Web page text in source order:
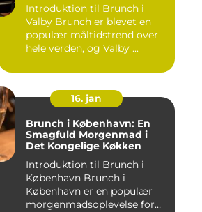
Introduktion til Brunch i
Valby Brunch er blevet en
populær måltidstrend over
hele verden, og Valby ...
16. jan
Brunch i København: En
Smagfuld Morgenmad i
Det Kongelige Køkken
Introduktion til Brunch i
København Brunch i
København er en populær
morgenmadsoplevelse for